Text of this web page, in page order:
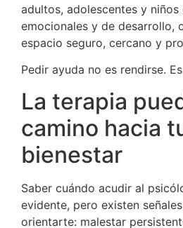
adultos, adolescentes y niños
emocionales y de desarrollo,
espacio seguro, cercano y
Pedir ayuda no es rendirse.
La terapia
camino hacia
bienestar
Saber cuándo acudir al
evidente, pero existen
orientarte: malestar